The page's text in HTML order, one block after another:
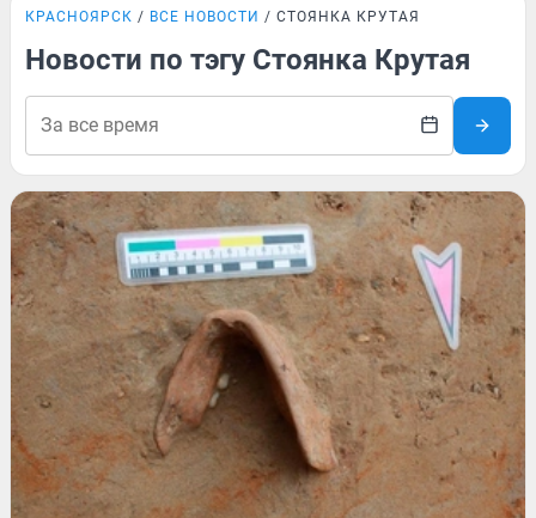
КРАСНОЯРСК ВСЕ НОВОСТИ СТОЯНКА КРУТАЯ
Новости по тэгу Стоянка Крутая